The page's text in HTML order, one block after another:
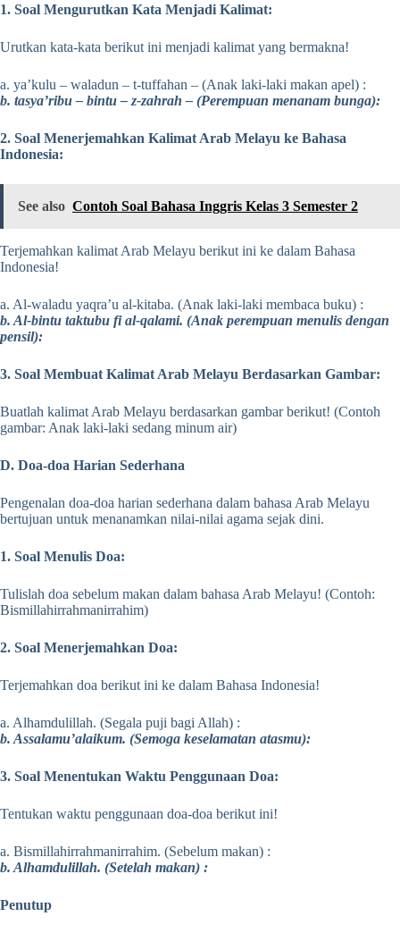
1. Soal Mengurutkan Kata Menjadi Kalimat:
Urutkan kata-kata berikut ini menjadi kalimat yang bermakna!
a. ya’kulu – waladun – t-tuffahan – (Anak laki-laki makan apel) :
b. tasya’ribu – bintu – z-zahrah – (Perempuan menanam bunga):
2. Soal Menerjemahkan Kalimat Arab Melayu ke Bahasa
Indonesia:
See also Contoh Soal Bahasa Inggris Kelas 3 Semester 2
Terjemahkan kalimat Arab Melayu berikut ini ke dalam Bahasa
Indonesia!
a. Al-waladu yaqra’u al-kitaba. (Anak laki-laki membaca buku) :
b. Al-bintu taktubu fi al-qalami. (Anak perempuan menulis dengan
pensil):
3. Soal Membuat Kalimat Arab Melayu Berdasarkan Gambar:
Buatlah kalimat Arab Melayu berdasarkan gambar berikut! (Contoh
gambar: Anak laki-laki sedang minum air)
D. Doa-doa Harian Sederhana
Pengenalan doa-doa harian sederhana dalam bahasa Arab Melayu
bertujuan untuk menanamkan nilai-nilai agama sejak dini.
1. Soal Menulis Doa:
Tulislah doa sebelum makan dalam bahasa Arab Melayu! (Contoh:
Bismillahirrahmanirrahim)
2. Soal Menerjemahkan Doa:
Terjemahkan doa berikut ini ke dalam Bahasa Indonesia!
a. Alhamdulillah. (Segala puji bagi Allah) :
b. Assalamu’alaikum. (Semoga keselamatan atasmu):
3. Soal Menentukan Waktu Penggunaan Doa:
Tentukan waktu penggunaan doa-doa berikut ini!
a. Bismillahirrahmanirrahim. (Sebelum makan) :
b. Alhamdulillah. (Setelah makan) :
Penutup